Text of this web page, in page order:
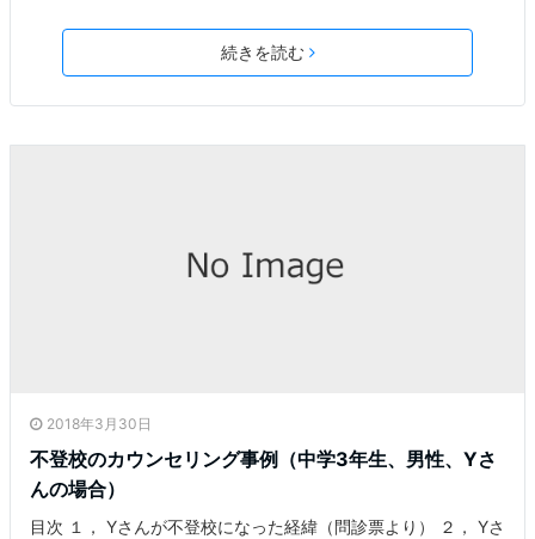
続きを読む
2018年3月30日
不登校のカウンセリング事例（中学3年生、男性、Yさ
んの場合）
目次 １， Yさんが不登校になった経緯（問診票より） ２， Yさ